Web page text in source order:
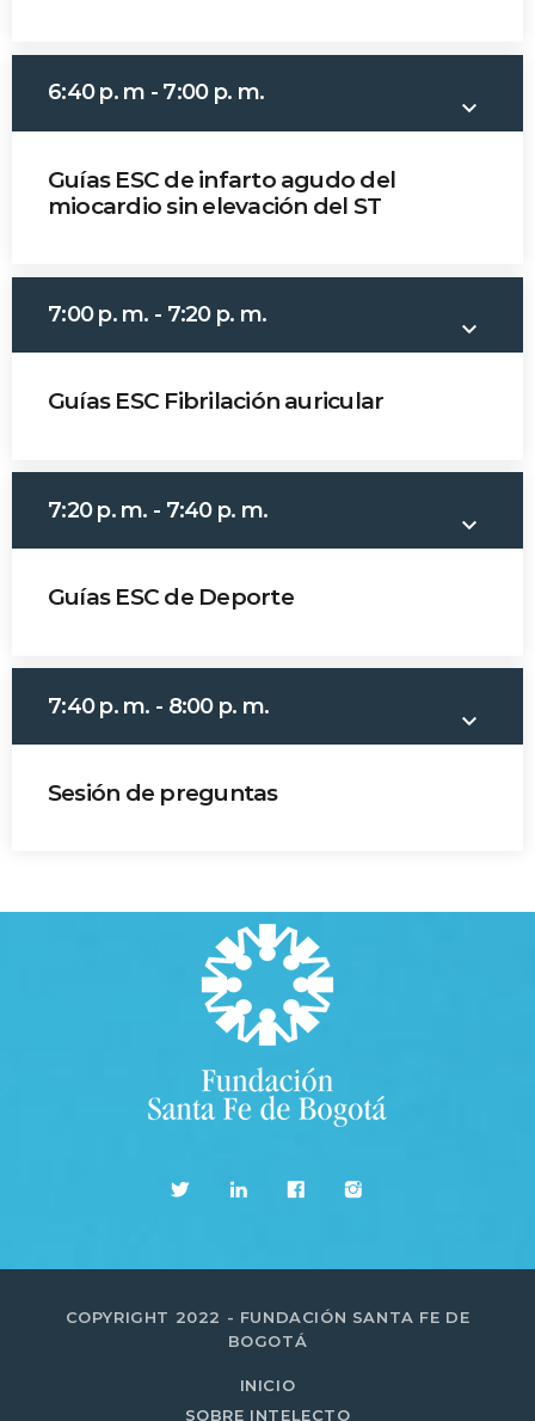
6:40 p. m - 7:00 p. m.
keyboard_arrow_down
Guías ESC de infarto agudo del
miocardio sin elevación del ST
7:00 p. m. - 7:20 p. m.
keyboard_arrow_down
Guías ESC Fibrilación auricular
7:20 p. m. - 7:40 p. m.
keyboard_arrow_down
Guías ESC de Deporte
7:40 p. m. - 8:00 p. m.
keyboard_arrow_down
Sesión de preguntas
COPYRIGHT 2022 - FUNDACIÓN SANTA FE DE
BOGOTÁ
INICIO
SOBRE INTELECTO